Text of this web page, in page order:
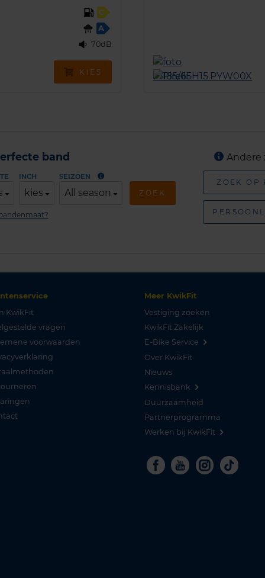
C
A
70dB
KIES
band
INCH
kies
SEIZOEN
All season ZOEK
Andere
ZOEK OP
KwikFit
vragen
voorwaarden
Meer KwikFit
Vestiging zoeken
KwikFit Zakelijk
E-Bike Service
Over KwikFit
Nieuws
Kennisbank
Duurzaamheid
Partnerprogramma
Werken bij KwikFit
Facebook
Youtube